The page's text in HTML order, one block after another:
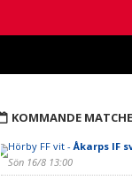
KOMMANDE
Hörby FF vit -Åkarps IF
Sön 16/8 13:00